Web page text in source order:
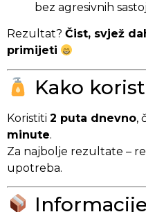
bez agresivnih
Rezultat? Čist, svjež
primijeti
Kako
Koristiti 2 puta dnevno,
minute.
Za najbolje rezultate –
upotreba.